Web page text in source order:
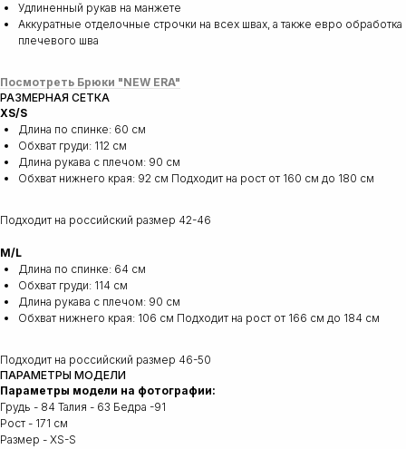
Удлиненный рукав на манжете
Аккуратные отделочные строчки на всех швах, а также евро обработка
плечевого шва
Посмотреть Брюки "NEW ERA"
РАЗМЕРНАЯ СЕТКА
XS/S
Длина по спинке: 60 см
Обхват груди: 112 см
Длина рукава с плечом: 90 cм
Обхват нижнего края: 92 cм Подходит на рост от 160 см до 180 см
Подходит на российский размер 42-46
M/L
Длина по спинке: 64 см
Обхват груди: 114 см
Длина рукава с плечом: 90 cм
Обхват нижнего края: 106 cм Подходит на рост от 166 см до 184 см
Подходит на российский размер 46-50
ПАРАМЕТРЫ МОДЕЛИ
Параметры модели на фотографии:
Грудь - 84 Талия - 63 Бедра -91
Рост - 171 см
Размер - XS-S